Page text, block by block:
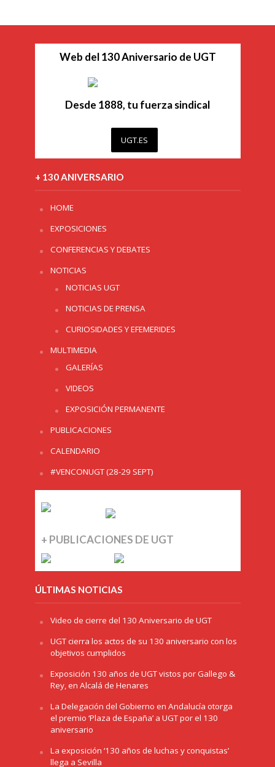
Web del 130 Aniversario de UGT
Desde 1888, tu fuerza sindical
UGT.ES
+ 130 ANIVERSARIO
HOME
EXPOSICIONES
CONFERENCIAS Y DEBATES
NOTICIAS
NOTICIAS UGT
NOTICIAS DE PRENSA
CURIOSIDADES Y EFEMERIDES
MULTIMEDIA
GALERÍAS
VIDEOS
EXPOSICIÓN PERMANENTE
PUBLICACIONES
CALENDARIO
#VENCONUGT (28-29 SEPT)
+ PUBLICACIONES DE UGT
ÚLTIMAS NOTICIAS
Video de cierre del 130 Aniversario de UGT
UGT cierra los actos de su 130 aniversario con los
objetivos cumplidos
Exposición 130 años de UGT vistos por Gallego &
Rey, en Alcalá de Henares
La Delegación del Gobierno en Andalucía otorga
el premio ‘Plaza de España’ a UGT por el 130
aniversario
La exposición ‘130 años de luchas y conquistas’
llega a Sevilla